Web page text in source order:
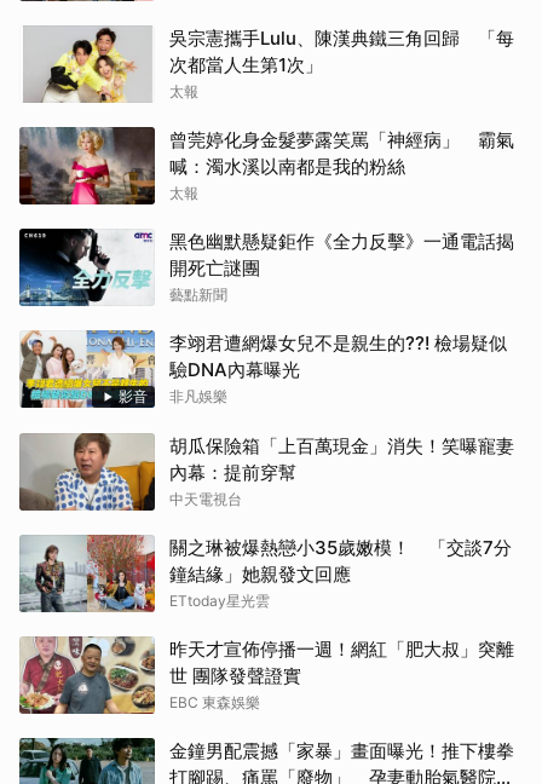
吳宗憲攜手Lulu、陳漢典鐵三角回歸 「每
次都當人生第1次」
太報
曾莞婷化身金髮夢露笑罵「神經病」 霸氣
喊：濁水溪以南都是我的粉絲
太報
黑色幽默懸疑鉅作《全力反擊》一通電話揭
開死亡謎團
藝點新聞
影音
李翊君遭網爆女兒不是親生的??! 檢場疑似
驗DNA內幕曝光
非凡娛樂
胡瓜保險箱「上百萬現金」消失！笑曝寵妻
內幕：提前穿幫
中天電視台
關之琳被爆熱戀小35歲嫩模！ 「交談7分
鐘結緣」她親發文回應
ETtoday星光雲
昨天才宣佈停播一週！網紅「肥大叔」突離
世 團隊發聲證實
EBC 東森娛樂
金鐘男配震撼「家暴」畫面曝光！推下樓拳
打腳踢、痛罵「廢物」 孕妻動胎氣醫院爆